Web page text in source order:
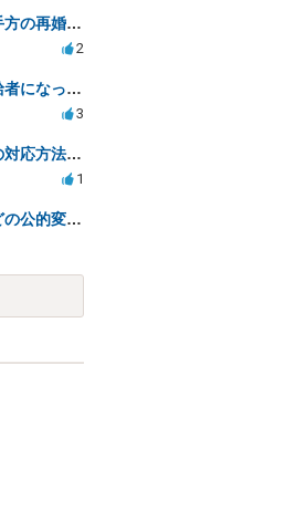
養育費の過払い金返還と相手方の再婚に関する相談
2
養育費支払者が生活保護受給者になった場合の支払い可否
3
離婚無効を主張する元夫への対応方法と注意点
1
養子縁組、入籍後の苗字などの公的変更手続きについて。